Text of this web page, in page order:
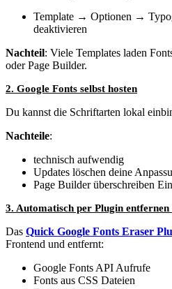
Template → Optionen →
deaktivieren
Nachteil: Viele Templates laden
oder Page Builder.
2. Google Fonts selbst hosten
Du kannst die Schriftarten lokal
Nachteile:
technisch aufwendig
Updates löschen deine
Page Builder überschreiben
3. Automatisch per Plugin entfernen
Das Quick Google Fonts Eraser
Frontend und entfernt:
Google Fonts API Aufrufe
Fonts aus CSS Dateien